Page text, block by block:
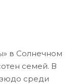
в Солнечном
семей. В
среди